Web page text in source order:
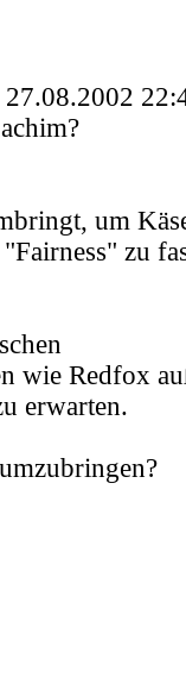
27.08.2002
um
zu
wie Redfox
erwarten.